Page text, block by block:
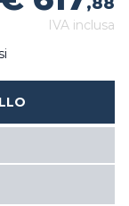
IVA inclusa